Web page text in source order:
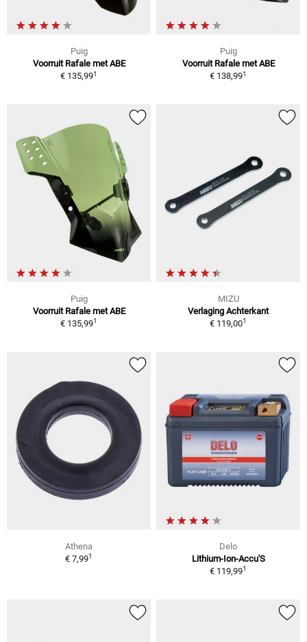
Puig
Voorruit Rafale met ABE
€ 135,991
Puig
Voorruit Rafale met ABE
€ 138,991
Puig
Voorruit Rafale met ABE
€ 135,991
MIZU
Verlaging Achterkant
€ 119,001
Athena
€ 7,991
Delo
Lithium-Ion-Accu'S
€ 119,991